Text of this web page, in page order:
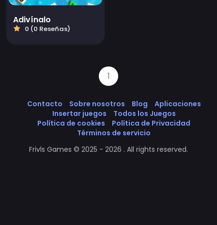
Adivínalo
0 (0 Reseñas)
1
Contacto Sobre nosotros Blog
Aplicaciones
Insertar juegos
Todos los Juegos
Política de cookies
Política de Privacidad
Términos de servicio
Frivls Games © 2025 - 2026 . All rights reserved.